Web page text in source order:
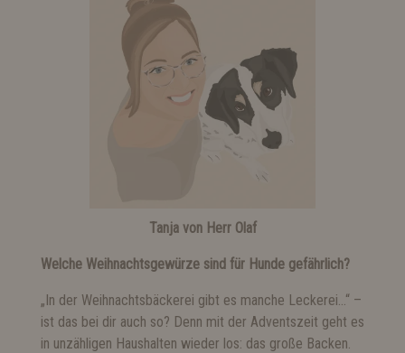
Tanja von Herr Olaf
Welche Weihnachtsgewürze sind für Hunde gefährlich?
„In der Weihnachtsbäckerei gibt es manche Leckerei…“ –
ist das bei dir auch so? Denn mit der Adventszeit geht es
in unzähligen Haushalten wieder los: das große Backen.